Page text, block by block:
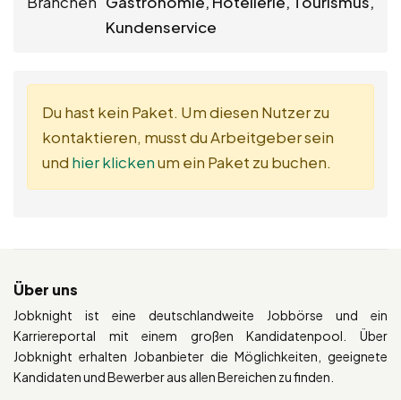
Kundenservice
Du hast kein Paket. Um diesen Nutzer zu
kontaktieren, musst du Arbeitgeber sein
und hier klickenum ein Paket zu buchen.
Über uns
Jobknight ist eine deutschlandweite Jobbörse und ein
Karriereportal mit einem großen Kandidatenpool. Über
Jobknight erhalten Jobanbieter die Möglichkeiten, geeignete
Kandidaten und Bewerber aus allen Bereichen zu finden.